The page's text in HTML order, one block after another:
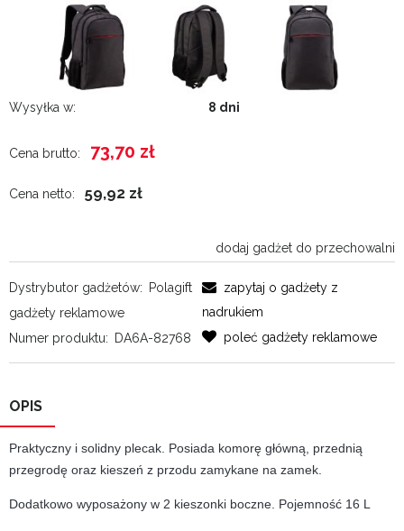
Wysyłka w: 8 dni
Cena brutto: 73,70 zł
Cena netto: 59,92 zł
dodaj gadżet do przechowalni
Dystrybutor gadżetów:
Polagift
gadżety reklamowe
Numer produktu:
DA6A-82768
zapytaj o gadżety z
nadrukiem
poleć gadżety reklamowe
OPIS
Praktyczny i solidny plecak. Posiada komorę główną, przednią
przegrodę oraz kieszeń z przodu zamykane na zamek.
Dodatkowo wyposażony w 2 kieszonki boczne. Pojemność 16 L